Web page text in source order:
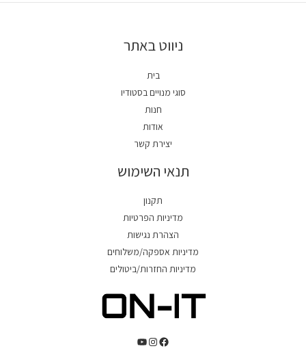
ניווט באתר
בית
סוגי מנויים בסטודיו
חנות
אודות
יצירת קשר
תנאי השימוש
תקנון
מדיניות הפרטיות
הצהרת נגישות
מדיניות אספקה/משלוחים
מדיניות החזרות/ביטולים